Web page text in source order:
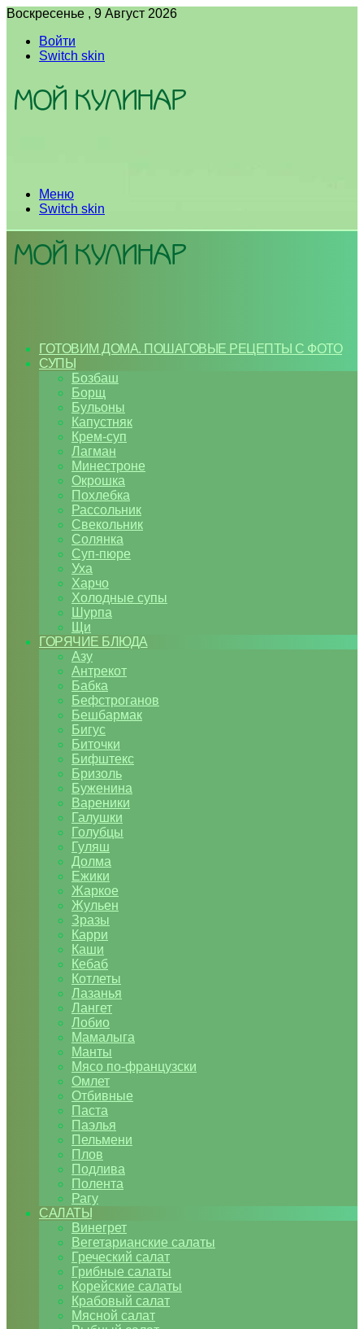
Воскресенье , 9 Август 2026
Войти
Switch skin
Меню
Switch skin
ГОТОВИМ ДОМА. ПОШАГОВЫЕ РЕЦЕПТЫ С ФОТО
СУПЫ
Бозбаш
Борщ
Бульоны
Капустняк
Крем-суп
Лагман
Минестроне
Окрошка
Похлебка
Рассольник
Свекольник
Солянка
Суп-пюре
Уха
Харчо
Холодные супы
Шурпа
Щи
ГОРЯЧИЕ БЛЮДА
Азу
Антрекот
Бабка
Бефстроганов
Бешбармак
Бигус
Биточки
Бифштекс
Бризоль
Буженина
Вареники
Галушки
Голубцы
Гуляш
Долма
Ежики
Жаркое
Жульен
Зразы
Карри
Каши
Кебаб
Котлеты
Лазанья
Лангет
Лобио
Мамалыга
Манты
Мясо по-французски
Омлет
Отбивные
Паста
Паэлья
Пельмени
Плов
Подлива
Полента
Рагу
САЛАТЫ
Винегрет
Вегетарианские салаты
Греческий салат
Грибные салаты
Корейские салаты
Крабовый салат
Мясной салат